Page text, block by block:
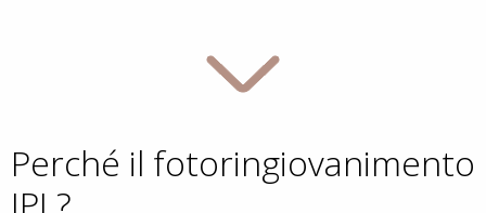
Perché il fotoringiovanimento